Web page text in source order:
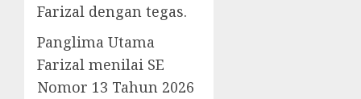
Farizal dengan tegas.
Panglima Utama
Farizal menilai SE
Nomor 13 Tahun 2026